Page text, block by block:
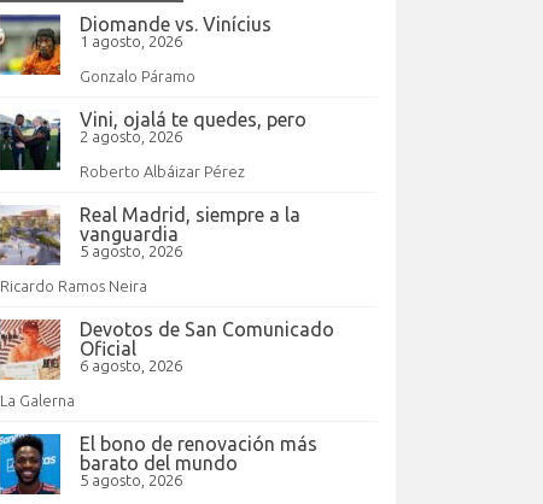
Diomande vs. Vinícius
1 agosto, 2026
Gonzalo Páramo
Vini, ojalá te quedes, pero
2 agosto, 2026
Roberto Albáizar Pérez
Real Madrid, siempre a la
vanguardia
5 agosto, 2026
Ricardo Ramos Neira
Devotos de San Comunicado
Oficial
6 agosto, 2026
La Galerna
El bono de renovación más
barato del mundo
5 agosto, 2026